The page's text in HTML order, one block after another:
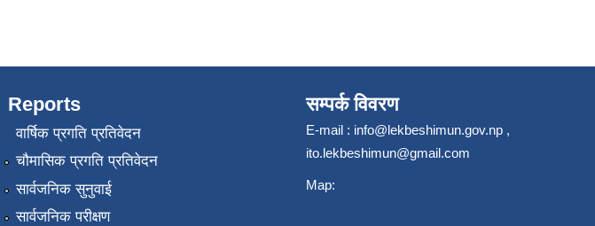
Reports
वार्षिक प्रगति प्रतिवेदन
चौमासिक प्रगति प्रतिवेदन
सार्वजनिक सुनुवाई
सार्वजनिक परीक्षण
सम्पर्क विवरण
E-mail : info@lekbeshimun.gov.np ,
ito.lekbeshimun@gmail.com
Map: